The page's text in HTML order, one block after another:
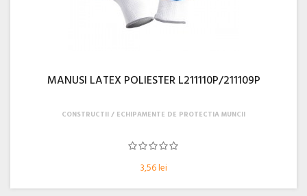
MANUSI LATEX POLIESTER L211110P/211109P
3,56 lei
CONSTRUCTII ECHIPAMENTE DE PROTECTIA MUNCII